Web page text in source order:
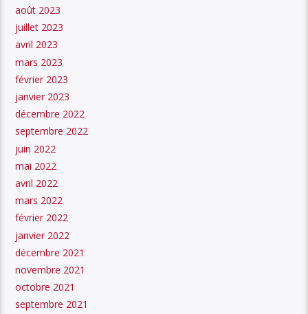
août 2023
juillet 2023
avril 2023
mars 2023
février 2023
janvier 2023
décembre 2022
septembre 2022
juin 2022
mai 2022
avril 2022
mars 2022
février 2022
janvier 2022
décembre 2021
novembre 2021
octobre 2021
septembre 2021